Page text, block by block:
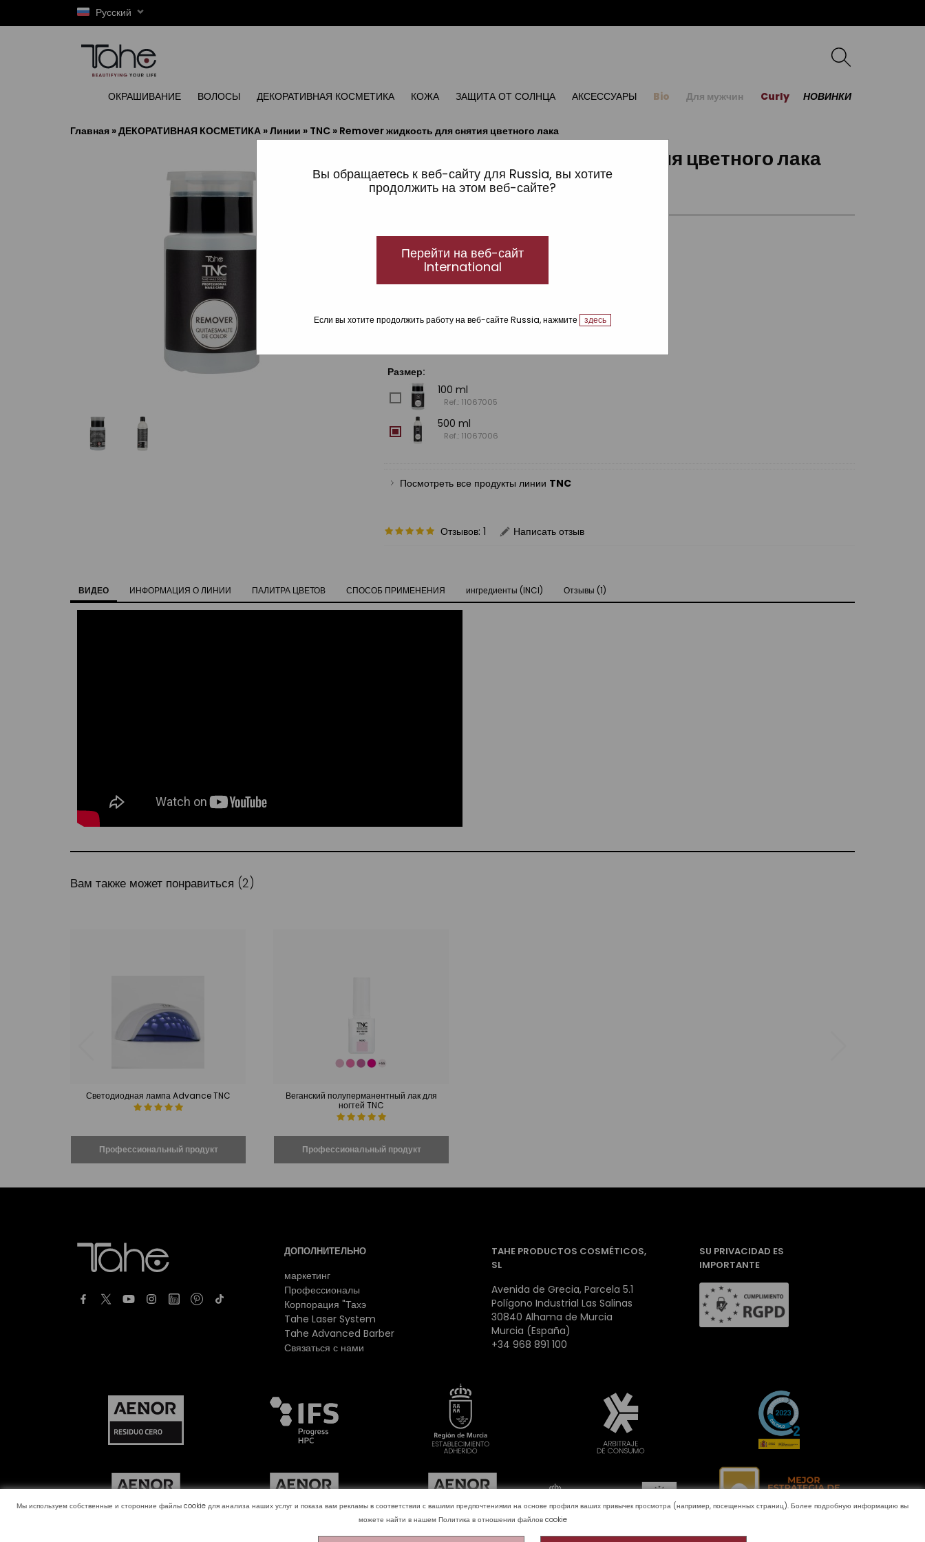
Мы используем собственные и сторонние файлы cookie для анализа наших услуг и показа вам рекламы в соответствии с вашими предпочтениями на основе профиля ваших привычек просмотра (например, посещенных страниц). Более подробную информацию вы
можете найти в нашем Политика в отношении файлов cookie
Вы обращаетесь к веб-сайту для Russia, вы хотите
продолжить на этом веб-сайте?
Перейти на веб-сайт
International
Если вы хотите продолжить работу на веб-сайте Russia, нажмите здесь
Русский
ОКРАШИВАНИЕ ВОЛОСЫ ДЕКОРАТИВНАЯ КОСМЕТИКА КОЖА ЗАЩИТА ОТ СОЛНЦА АКСЕССУАРЫ Bio Для мужчин Curly НОВИНКИ
Главная »ДЕКОРАТИВНАЯ КОСМЕТИКА »Линии » TNC » Remover жидкость для снятия цветного лака
Remover жидкость для снятия цветного лака
TNC
Средство для снятия УФ-лака
Средство для снятия УФ-лака.
Размер:
100 ml
Ref.: 11067005
500 ml
Ref.: 11067006
Посмотреть все продукты линии TNC
Отзывов: 1 Написать отзыв
ВИДЕО ИНФОРМАЦИЯ О ЛИНИИ ПАЛИТРА ЦВЕТОВ СПОСОБ ПРИМЕНЕНИЯ ингредиенты (INCI) Отзывы (1)
Вам также может понравиться (2)
Светодиодная лампа Advance TNC
Веганский полуперманентный лак для
ногтей TNC
ДОПОЛНИТЕЛЬНО
маркетинг
Профессионалы
Корпорация "Тахэ
Tahe Laser System
Tahe Advanced Barber
Связаться с нами
TAHE PRODUCTOS COSMÉTICOS,
SL
Avenida de Grecia, Parcela 5.1
Polígono Industrial Las Salinas
30840 Alhama de Murcia
Murcia (España)
+34 968 891 100
SU PRIVACIDAD ES
IMPORTANTE